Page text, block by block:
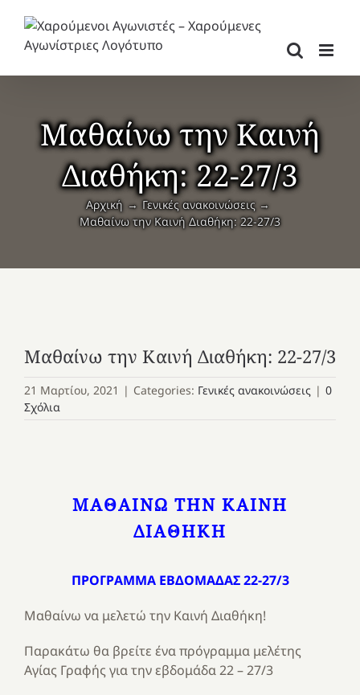
περιεχόμενο
Μαθαίνω την Καινή
Διαθήκη: 22-27/3
Αρχική
Γενικές ανακοινώσεις
Μαθαίνω την Καινή Διαθήκη: 22-27/3
Μαθαίνω την Καινή Διαθήκη: 22-27/3
21 Μαρτίου, 2021 | Categories: Γενικές ανακοινώσεις | 0
Σχόλια
ΜΑΘΑΙΝΩ ΤΗΝ ΚΑΙΝΗ
ΔΙΑΘΗΚΗ
ΠΡΟΓΡΑΜΜΑ ΕΒΔΟΜΑΔΑΣ 22-27/3
Μαθαίνω να μελετώ την Καινή Διαθήκη!
Παρακάτω θα βρείτε ένα πρόγραμμα μελέτης
Αγίας Γραφής για την εβδομάδα 22 – 27/3